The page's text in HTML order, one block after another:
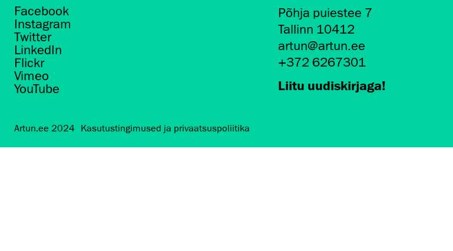
Facebook
Instagram
Twitter
LinkedIn
Flickr
Vimeo
YouTube
Põhja puiestee 7
Tallinn 10412
artun@artun.ee
+372 6267301
Liitu uudiskirjaga!
Artun.ee 2024 Kasutustingimused ja privaatsuspoliitika